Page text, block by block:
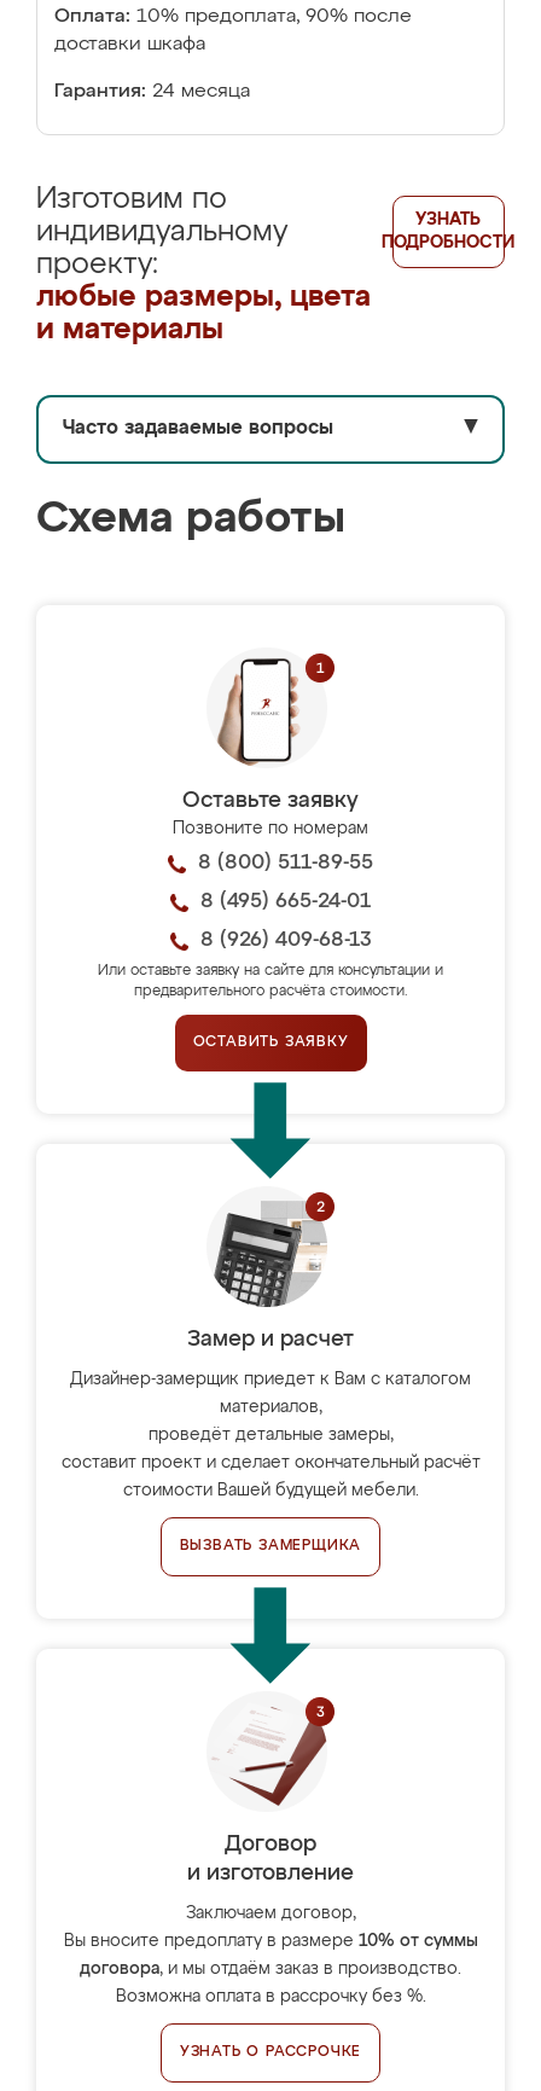
Оплата: 10% предоплата, 90% после
доставки шкафа
Гарантия: 24 месяца
Изготовим по
индивидуальному
проекту:
любые размеры, цвета
и материалы
УЗНАТЬ
ПОДРОБНОСТИ
Часто задаваемые вопросы ▼
Схема работы
Оставьте заявку
Позвоните по номерам
8 (800) 511-89-55
8 (495) 665-24-01
8 (926) 409-68-13
Или оставьте заявку на сайте для консультации и
предварительного расчёта стоимости.
ОСТАВИТЬ ЗАЯВКУ
Замер и расчет
Дизайнер-замерщик приедет к Вам с каталогом
материалов,
проведёт детальные замеры,
составит проект и сделает окончательный расчёт
стоимости Вашей будущей мебели.
ВЫЗВАТЬ ЗАМЕРЩИКА
Договор
и изготовление
Заключаем договор,
Вы вносите предоплату в размере 10% от суммы
договора, и мы отдаём заказ в производство.
Возможна оплата в рассрочку без %.
УЗНАТЬ О РАССРОЧКЕ